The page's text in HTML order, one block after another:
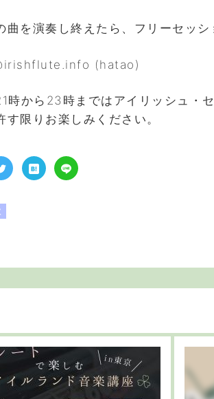
曲を演奏し終えたら、フリーセッシ
(hatao)
時から23時まではアイリッシュ・
す限りお楽しみください。